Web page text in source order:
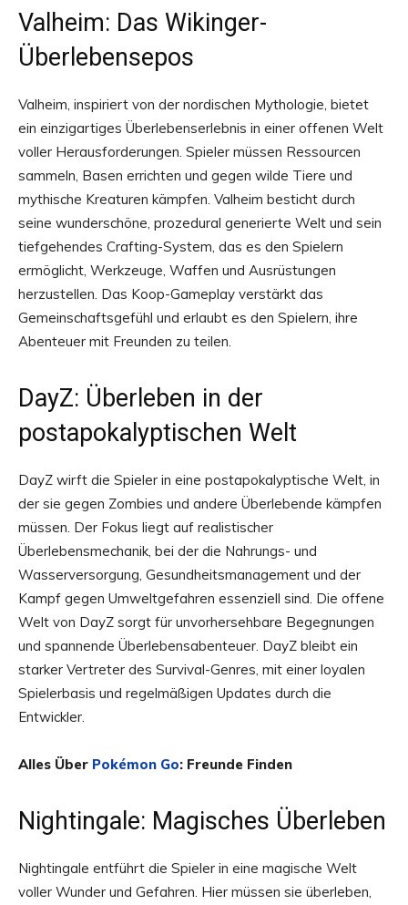
Valheim: Das Wikinger-
Überlebensepos
Valheim, inspiriert von der nordischen Mythologie, bietet
ein einzigartiges Überlebenserlebnis in einer offenen Welt
voller Herausforderungen. Spieler müssen Ressourcen
sammeln, Basen errichten und gegen wilde Tiere und
mythische Kreaturen kämpfen. Valheim besticht durch
seine wunderschöne, prozedural generierte Welt und sein
tiefgehendes Crafting-System, das es den Spielern
ermöglicht, Werkzeuge, Waffen und Ausrüstungen
herzustellen. Das Koop-Gameplay verstärkt das
Gemeinschaftsgefühl und erlaubt es den Spielern, ihre
Abenteuer mit Freunden zu teilen.
DayZ: Überleben in der
postapokalyptischen Welt
DayZ wirft die Spieler in eine postapokalyptische Welt, in
der sie gegen Zombies und andere Überlebende kämpfen
müssen. Der Fokus liegt auf realistischer
Überlebensmechanik, bei der die Nahrungs- und
Wasserversorgung, Gesundheitsmanagement und der
Kampf gegen Umweltgefahren essenziell sind. Die offene
Welt von DayZ sorgt für unvorhersehbare Begegnungen
und spannende Überlebensabenteuer. DayZ bleibt ein
starker Vertreter des Survival-Genres, mit einer loyalen
Spielerbasis und regelmäßigen Updates durch die
Entwickler.
Alles Über Pokémon Go: Freunde Finden
Nightingale: Magisches Überleben
Nightingale entführt die Spieler in eine magische Welt
voller Wunder und Gefahren. Hier müssen sie überleben,